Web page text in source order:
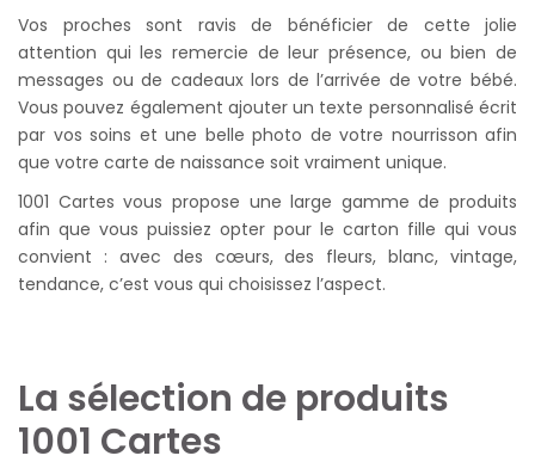
Vos proches sont ravis de bénéficier de cette jolie
attention qui les remercie de leur présence, ou bien de
messages ou de cadeaux lors de l’arrivée de votre bébé.
Vous pouvez également ajouter un texte personnalisé écrit
par vos soins et une belle photo de votre nourrisson afin
que votre carte de naissance soit vraiment unique.
1001 Cartes vous propose une large gamme de produits
afin que vous puissiez opter pour le carton fille qui vous
convient : avec des cœurs, des fleurs, blanc, vintage,
tendance, c’est vous qui choisissez l’aspect.
La sélection de produits
1001 Cartes